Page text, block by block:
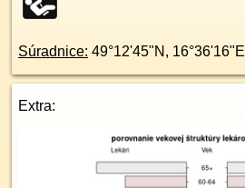
Súradnice: 49°12'45"N , 16°36'16"E
Extra: